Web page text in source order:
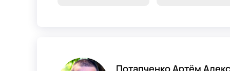
Потапченко Артём